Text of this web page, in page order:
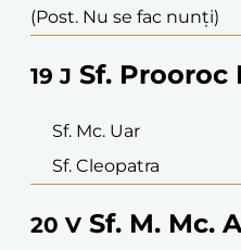
(Post. Nu se fac nunți)
19 J Sf. Prooroc
Sf. Mc. Uar
Sf. Cleopatra
20 V Sf. M. Mc.